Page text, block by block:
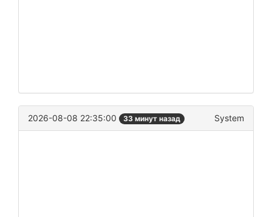
2026-08-08 22:35:00 33 минут назад System